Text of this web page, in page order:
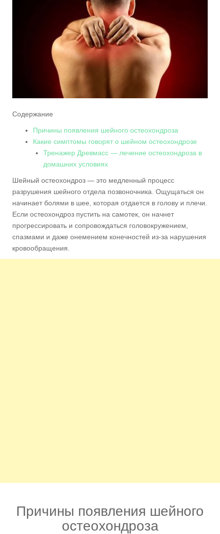
Содержание
Причины появления шейного остеохондроза
Какие симптомы говорят о шейном остеохондрозе
Тренажер Древмасс — лечение остеохондроза в
домашних условиях
Шейный остеохондроз — это медленный процесс
разрушения шейного отдела позвоночника. Ощущаться он
начинает болями в шее, которая отдается в голову и плечи.
Если остеохондроз пустить на самотек, он начнет
прогрессировать и сопровождаться головокружением,
спазмами и даже онемением конечностей из-за нарушения
кровообращения.
Причины появления шейного
остеохондроза